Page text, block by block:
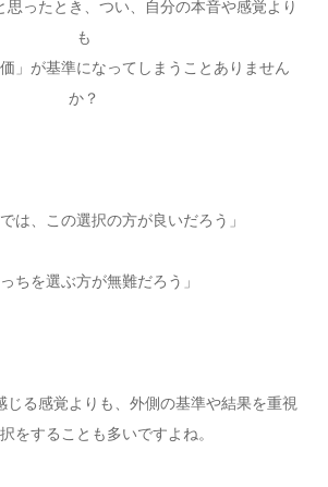
思ったとき、つい、自分の本音や感覚より
も
価」が基準になってしまうことありません
か？
では、この選択の方が良いだろう」
っちを選ぶ方が無難だろう」
じる感覚よりも、外側の基準や結果を重視
をすることも多いですよね。